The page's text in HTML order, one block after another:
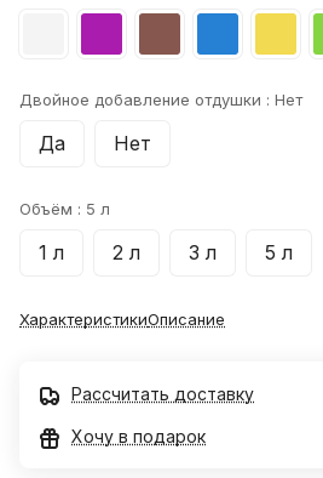
Двойное добавление отдушки : Нет
Да Нет
Объём : 5 л
1 л 2 л 3 л 5 л
ХарактеристикиОписание
Рассчитать доставку
Хочу в подарок